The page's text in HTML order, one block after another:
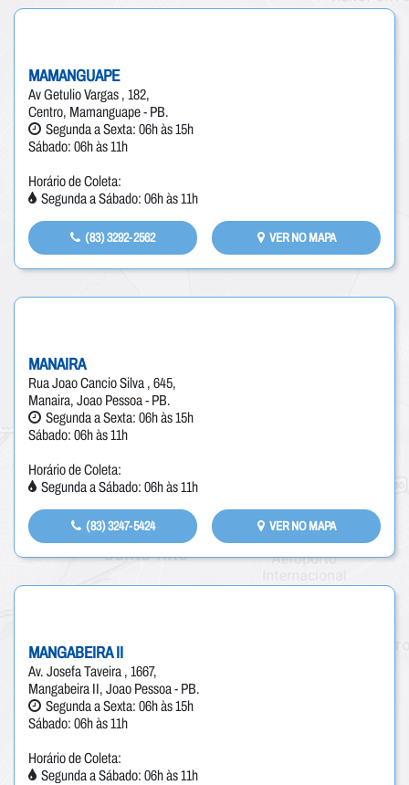
MAMANGUAPE
Av Getulio Vargas , 182,
Centro, Mamanguape - PB.
Segunda a Sexta: 06h às 15h
Sábado: 06h às 11h
Horário de Coleta:
Segunda a Sábado: 06h às 11h
(83) 3292-2562 VER NO MAPA
MANAIRA
Rua Joao Cancio Silva , 645,
Manaira, Joao Pessoa - PB.
Segunda a Sexta: 06h às 15h
Sábado: 06h às 11h
Horário de Coleta:
Segunda a Sábado: 06h às 11h
(83) 3247-5424 VER NO MAPA
MANGABEIRA II
Av. Josefa Taveira , 1667,
Mangabeira II, Joao Pessoa - PB.
Segunda a Sexta: 06h às 15h
Sábado: 06h às 11h
Horário de Coleta:
Segunda a Sábado: 06h às 11h